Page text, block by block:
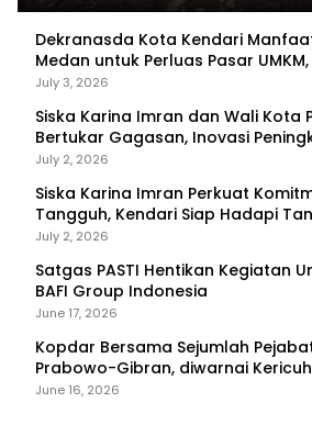
Dekranasda Kota Kendari
Medan untuk Perluas Pasar
Primadona
July 3, 2026
Siska Karina Imran dan Wali Kota
Bertukar Gagasan, Inovasi
Fokus Diskusi
July 2, 2026
Siska Karina Imran Perkuat
Tangguh, Kendari Siap Hadapi
dan Bencana
July 2, 2026
Satgas PASTI Hentikan Kegiatan
BAFI Group Indonesia
June 17, 2026
Kopdar Bersama Sejumlah
Prabowo-Gibran, diwarnai
June 16, 2026